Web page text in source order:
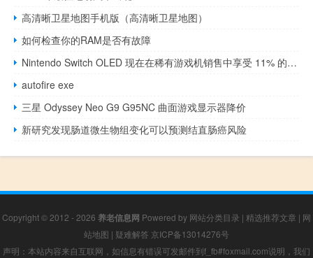
高清晰卫星地图手机版（高清晰卫星地图）
如何检查你的RAM是否有故障
Nintendo Switch OLED 现在在稀有游戏机销售中享受 11% 的折扣
autofire exe
三星 Odyssey Neo G9 G95NC 曲面游戏显示器降价
新研究发现肠道微生物组变化可以预测结直肠癌风险
Copyright © 2012 - 2026 养老信息网 Powered by 网站分类目录 | 精选推荐文章 | 网
站地图 | 疑难解答 京ICP备13014276号
声明：本站内容来自互联网，如信息有错误可发邮件到f_fb#foxmail.com说明，我们